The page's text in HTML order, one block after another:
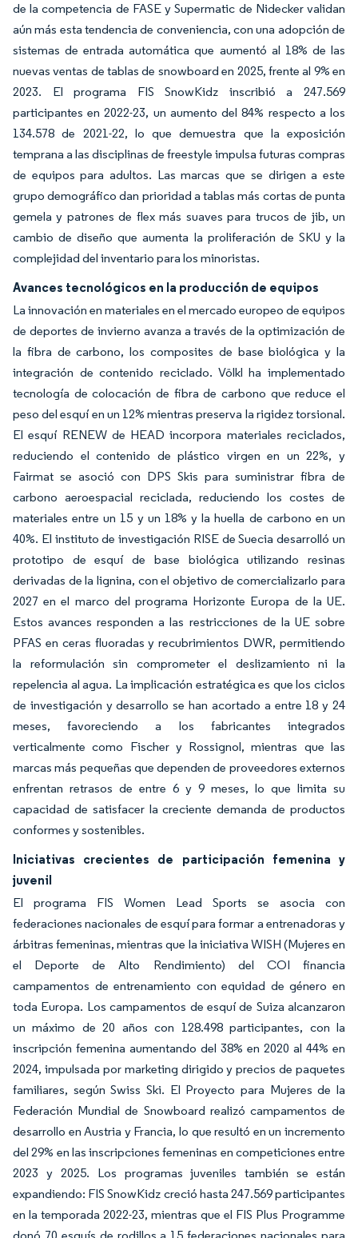
de la competencia de FASE y Supermatic de Nidecker validan
aún más esta tendencia de conveniencia, con una adopción de
sistemas de entrada automática que aumentó al 18% de las
nuevas ventas de tablas de snowboard en 2025, frente al 9% en
2023. El programa FIS SnowKidz inscribió a 247.569
participantes en 2022-23, un aumento del 84% respecto a los
134.578 de 2021-22, lo que demuestra que la exposición
temprana a las disciplinas de freestyle impulsa futuras compras
de equipos para adultos. Las marcas que se dirigen a este
grupo demográfico dan prioridad a tablas más cortas de punta
gemela y patrones de flex más suaves para trucos de jib, un
cambio de diseño que aumenta la proliferación de SKU y la
complejidad del inventario para los minoristas.
Avances tecnológicos en la producción de equipos
La innovación en materiales en el mercado europeo de equipos
de deportes de invierno avanza a través de la optimización de
la fibra de carbono, los composites de base biológica y la
integración de contenido reciclado. Völkl ha implementado
tecnología de colocación de fibra de carbono que reduce el
peso del esquí en un 12% mientras preserva la rigidez torsional.
El esquí RENEW de HEAD incorpora materiales reciclados,
reduciendo el contenido de plástico virgen en un 22%, y
Fairmat se asoció con DPS Skis para suministrar fibra de
carbono aeroespacial reciclada, reduciendo los costes de
materiales entre un 15 y un 18% y la huella de carbono en un
40%. El instituto de investigación RISE de Suecia desarrolló un
prototipo de esquí de base biológica utilizando resinas
derivadas de la lignina, con el objetivo de comercializarlo para
2027 en el marco del programa Horizonte Europa de la UE.
Estos avances responden a las restricciones de la UE sobre
PFAS en ceras fluoradas y recubrimientos DWR, permitiendo
la reformulación sin comprometer el deslizamiento ni la
repelencia al agua. La implicación estratégica es que los ciclos
de investigación y desarrollo se han acortado a entre 18 y 24
meses, favoreciendo a los fabricantes integrados
verticalmente como Fischer y Rossignol, mientras que las
marcas más pequeñas que dependen de proveedores externos
enfrentan retrasos de entre 6 y 9 meses, lo que limita su
capacidad de satisfacer la creciente demanda de productos
conformes y sostenibles.
Iniciativas crecientes de participación femenina y
juvenil
El programa FIS Women Lead Sports se asocia con
federaciones nacionales de esquí para formar a entrenadoras y
árbitras femeninas, mientras que la iniciativa WISH (Mujeres en
el Deporte de Alto Rendimiento) del COI financia
campamentos de entrenamiento con equidad de género en
toda Europa. Los campamentos de esquí de Suiza alcanzaron
un máximo de 20 años con 128.498 participantes, con la
inscripción femenina aumentando del 38% en 2020 al 44% en
2024, impulsada por marketing dirigido y precios de paquetes
familiares, según Swiss Ski. El Proyecto para Mujeres de la
Federación Mundial de Snowboard realizó campamentos de
desarrollo en Austria y Francia, lo que resultó en un incremento
del 29% en las inscripciones femeninas en competiciones entre
2023 y 2025. Los programas juveniles también se están
expandiendo: FIS SnowKidz creció hasta 247.569 participantes
en la temporada 2022-23, mientras que el FIS Plus Programme